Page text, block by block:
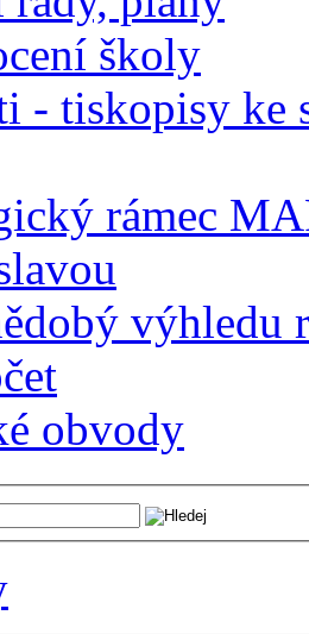
školy
- tiskopisy ke
rámec
výhledu
obvody